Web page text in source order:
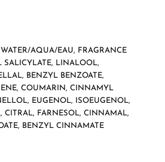
AQUA/EAU, FRAGRANCE
SALICYLATE, LINALOOL,
BENZYL BENZOATE,
COUMARIN, CINNAMYL
EUGENOL, ISOEUGENOL,
CITRAL, FARNESOL, CINNAMAL,
BENZYL CINNAMATE